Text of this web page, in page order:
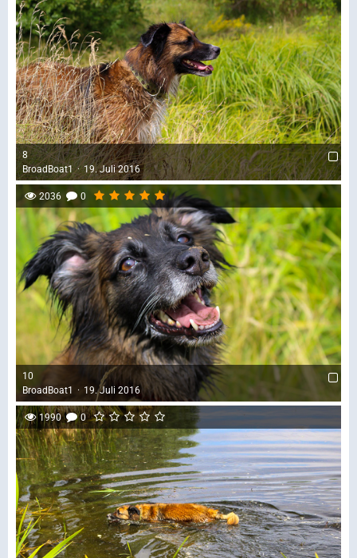
8
BroadBoat1
19. Juli 2016
2036 0
10
BroadBoat1
19. Juli 2016
1990 0